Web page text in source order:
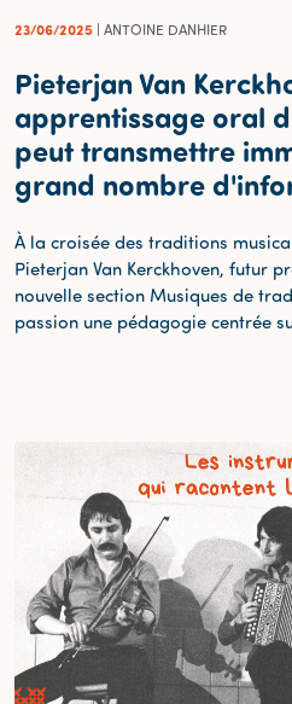
23/06/2025 | ANTOINE DANHIER
Pieterjan Van
apprentissage oral
peut transmettre
grand nombre
À la croisée des traditions
Pieterjan Van Kerckhoven, futur
nouvelle section Musiques de
passion une pédagogie centrée